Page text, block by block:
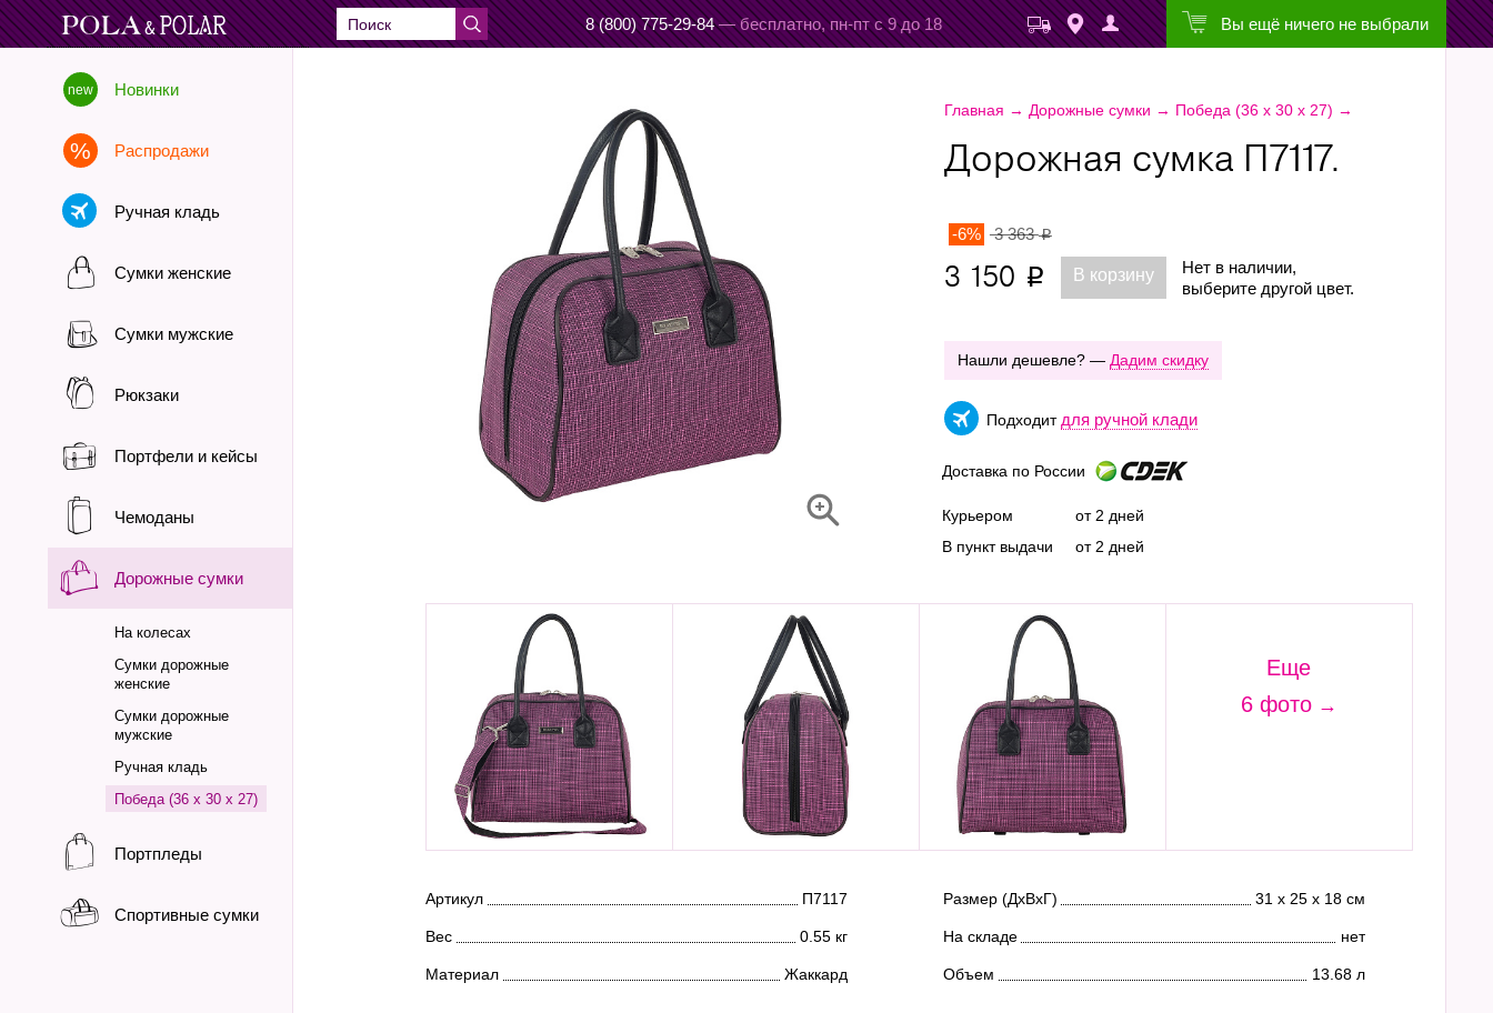
8 (800) 775-29-84 — бесплатно, пн-пт с 9 до 18 Вы ещё ничего не выбрали
Новинки
Распродажи
Ручная кладь
Сумки женские
Сумки мужские
Рюкзаки
Портфели и кейсы
Чемоданы
Дорожные сумки
На колесах
Сумки дорожные
женские
Сумки дорожные
мужские
Ручная кладь
Победа (36 х 30 х 27)
Портпледы
Спортивные сумки
Главная → Дорожные сумки → Победа (36 х 30 х 27) →
Дорожная сумка П7117.
-6% 3 363p
3 150 p В корзину
Нет в наличии,
выберите другой цвет.
Нашли дешевле? — Дадим скидку
Подходит для ручной клади
Доставка по России
Курьером
В пункт выдачи
от 2 дней
от 2 дней
Еще
6 фото
Артикул П7117 Размер (ДхВхГ) 31 х 25 х 18 см
Вес 0.55 кг На складе нет
Материал Жаккард Объем 13.68 л